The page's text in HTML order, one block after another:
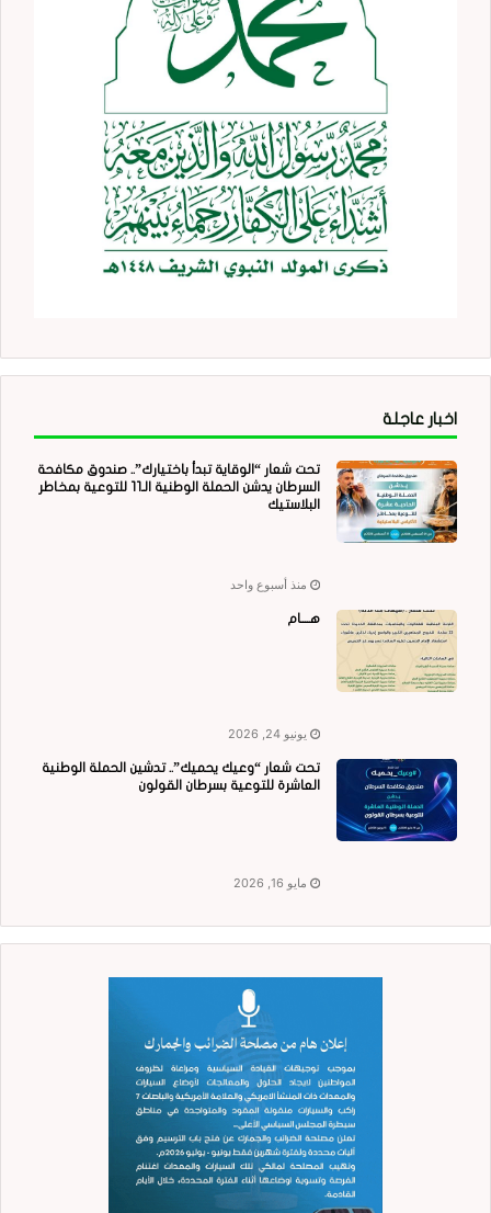
اخبار عاجلة
تحت شعار “الوقاية تبدأ باختيارك”.. صندوق مكافحة
السرطان يدشن الحملة الوطنية الـ11 للتوعية بمخاطر
البلاستيك
منذ أسبوع واحد
هــــام
يونيو 24, 2026
تحت شعار “وعيك يحميك”.. تدشين الحملة الوطنية
العاشرة للتوعية بسرطان القولون
مايو 16, 2026